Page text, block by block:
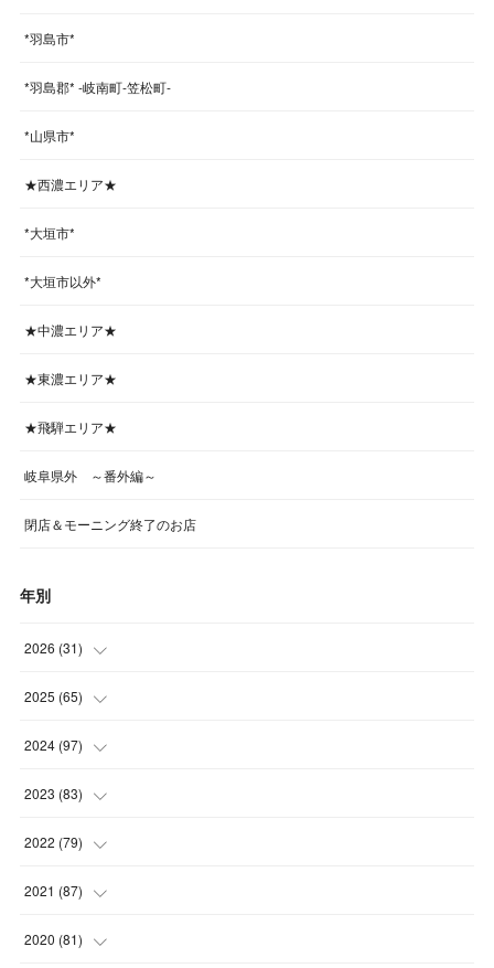
*羽島市*
*羽島郡* -岐南町-笠松町-
*山県市*
★西濃エリア★
*大垣市*
*大垣市以外*
★中濃エリア★
★東濃エリア★
★飛騨エリア★
岐阜県外 ～番外編～
閉店＆モーニング終了のお店
年別
2026 (31)
(4
(4
(5
(4
2025 (65)
(5
(6
(6
(6
2024 (97)
(5
(7
(7
(8
2023 (83)
(6
(7
(7
2022 (79)
(4
(8
2021 (87)
(12 )
2020 (81)